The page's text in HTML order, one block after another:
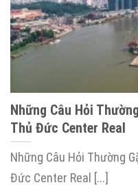
Những Câu Hỏi
Thủ Đức Center Real
Những Câu Hỏi Thường
Đức Center Real [...]